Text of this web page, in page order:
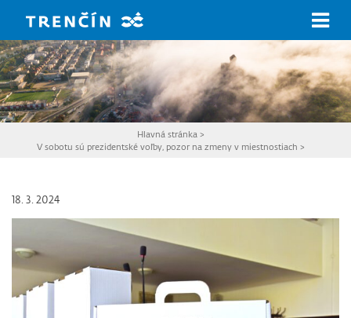
Hlavná stránka >
V sobotu sú prezidentské voľby, pozor na zmeny v miestnostiach >
18. 3. 2024